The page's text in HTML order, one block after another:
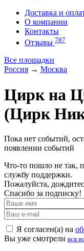
Доставка и
О компании
Контакты
Отзывы 787
Все площадки
Россия → Москва
Цирк на
(Цирк
Пока нет событий,
появлении событий
Что-то пошло не так,
службу поддержки.
Пожалуйста,
Спасибо за подписку!
Я согласен(а) на
Вы уже смотрели вся